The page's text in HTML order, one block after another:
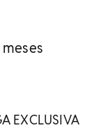
EXCLUSIVA